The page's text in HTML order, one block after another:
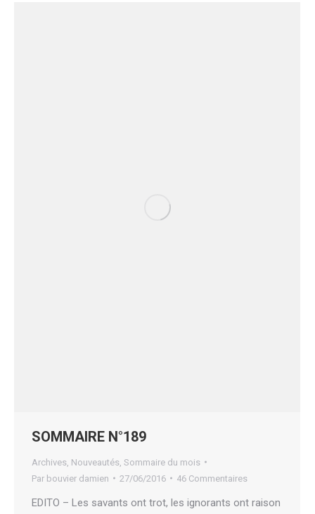
SOMMAIRE N°189
Archives Nouveautés Sommaire du mois
Par bouvier damien 27/06/2016 46 Commentaires
EDITO – Les savants ont trot, les ignorants ont raison